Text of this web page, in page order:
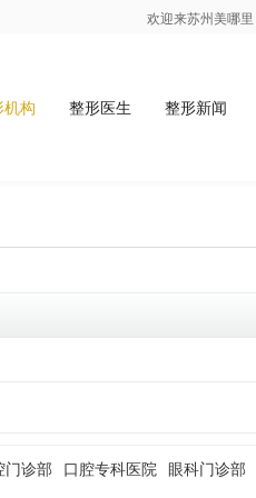
欢迎来苏州美哪里
机构 整形医生 整形新闻
门诊部 口腔专科医院 眼科门诊部